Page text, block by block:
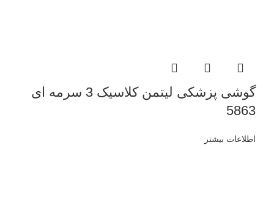
گوشی پزشکی لیتمن کلاسیک 3 سرمه ای
5863
اطلاعات بیشتر